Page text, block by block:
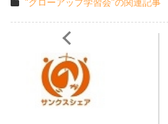
"グローアップ学習会"の関連記事